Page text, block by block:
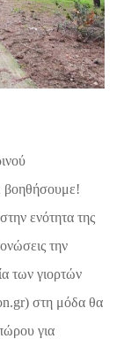
βοηθήσουμε!
ενότητα της
την
των γιορτών
στη μόδα θα
για